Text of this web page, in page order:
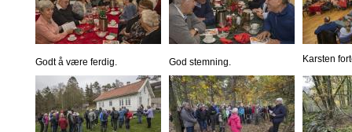
Godt å være ferdig. God stemning. Karsten